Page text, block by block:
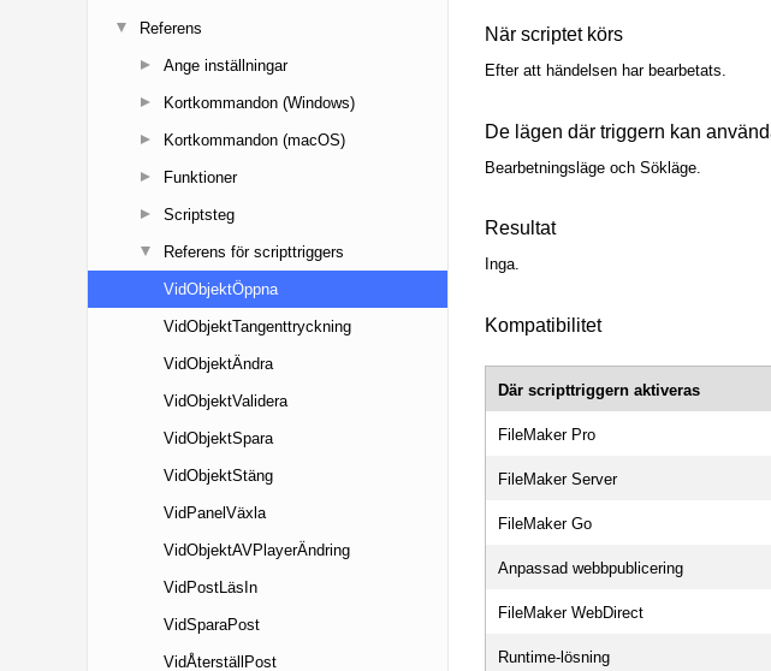
Referens
Ange inställningar
Kortkommandon (Windows)
Kortkommandon (macOS)
Funktioner
Scriptsteg
Referens för scripttriggers
VidObjektÖppna
VidObjektTangenttryckning
VidObjektÄndra
VidObjektValidera
VidObjektSpara
VidObjektStäng
VidPanelVäxla
VidObjektAVPlayerÄndring
VidPostLäsIn
VidSparaPost
VidÅterställPost